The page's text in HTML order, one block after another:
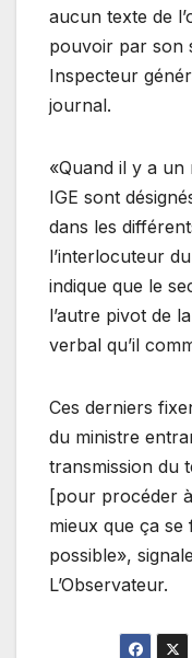
aucun texte de
pouvoir par son
Inspecteur
journal.
«Quand il y a
IGE sont
dans les
l’interlocuteur
indique que le
l’autre pivot de
verbal qu’il
Ces derniers
du ministre
transmission du
[pour procéder
mieux que ça se
possible»,
L’Observateur.